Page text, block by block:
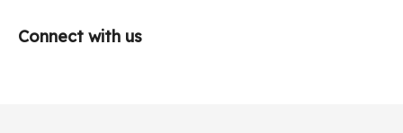
Connect with us